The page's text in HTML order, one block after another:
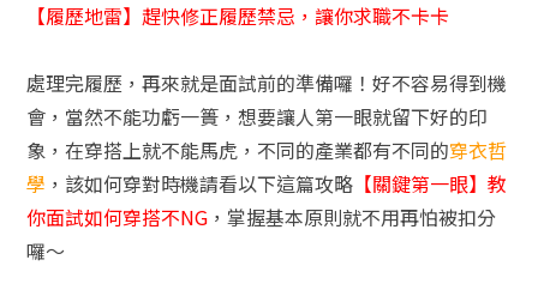
【履歷地雷】趕快修正履歷禁忌，讓你求職不卡卡
處理完履歷，再來就是面試前的準備囉！好不容易得到機
會，當然不能功虧一簣，想要讓人第一眼就留下好的印
象，在穿搭上就不能馬虎，不同的產業都有不同的穿衣哲
學 ，該如何穿對時機請看以下這篇攻略 【關鍵第一眼】教
你面試如何穿搭不NG ，掌握基本原則就不用再怕被扣分
囉～